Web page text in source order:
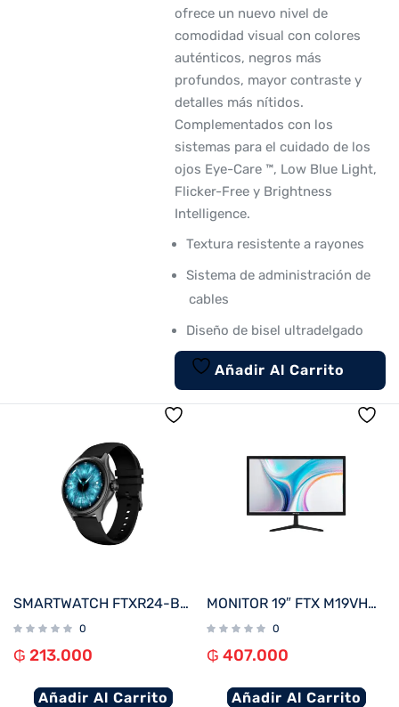
ofrece un nuevo nivel de
comodidad visual con colores
auténticos, negros más
profundos, mayor contraste y
detalles más nítidos.
Complementados con los
sistemas para el cuidado de los
ojos Eye-Care ™, Low Blue Light,
Flicker-Free y Brightness
Intelligence.
Textura resistente a rayones
Sistema de administración de
cables
Diseño de bisel ultradelgado
Añadir Al Carrito
SMARTWATCH FTXR24-BB 53MM NEGRO ANDROID/IOS/BT/FREC. CARD
0
₲ 213.000
Añadir Al Carrito
MONITOR 19″ FTX M19VHDBZL HD VGA/HDMI/75HZ/5MS/BIVOLT C/BISEL
0
₲ 407.000
Añadir Al Carrito